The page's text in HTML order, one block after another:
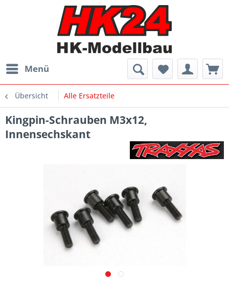
Menü
Übersicht Alle Ersatzteile
Kingpin-Schrauben M3x12,
Innensechskant